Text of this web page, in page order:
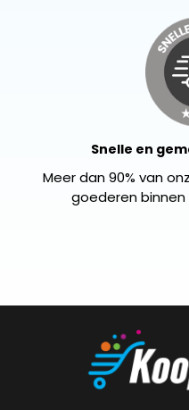
Snelle en
Meer dan 90% van
goederen binnen